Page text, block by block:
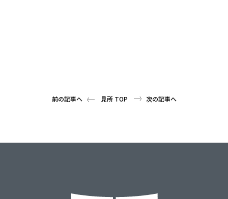
前の記事へ 見所 TOP 次の記事へ